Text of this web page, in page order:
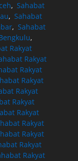
, Sahabat
, Sahabat
,Sahabat
,
Rakyat
Rakyat
Rakyat
Rakyat
Rakyat
Rakyat
Rakyat
Rakyat
Rakyat
Rakyat
Rakyat